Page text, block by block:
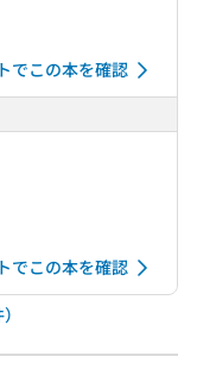
でこの本を確認
でこの本を確認